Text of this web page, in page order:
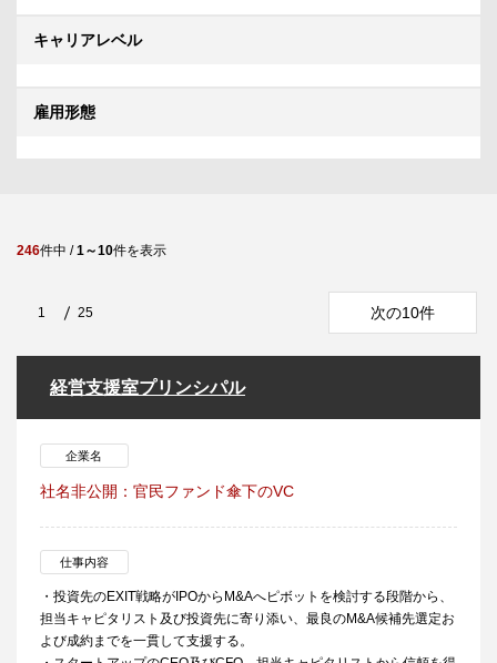
キャリアレベル
雇用形態
246件中 /1～10件を表示
1 25 次の10件
経営支援室プリンシパル
企業名
社名非公開：官民ファンド傘下のVC
仕事内容
・投資先のEXIT戦略がIPOからM&Aへピボットを検討する段階から、
担当キャピタリスト及び投資先に寄り添い、最良のM&A候補先選定お
よび成約までを一貫して支援する。